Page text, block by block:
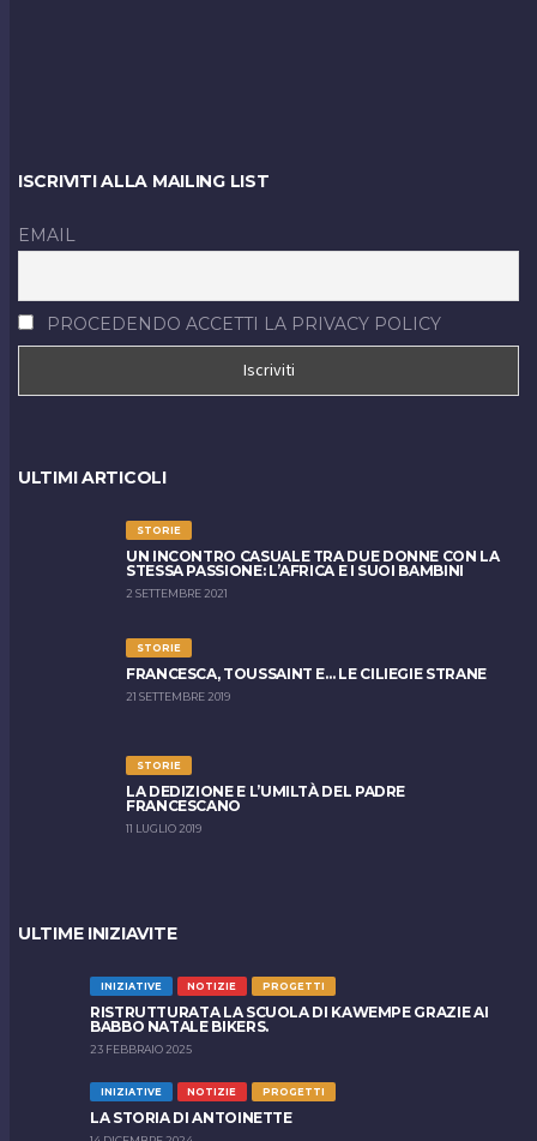
ISCRIVITI ALLA MAILING LIST
EMAIL
PROCEDENDO ACCETTI LA PRIVACY POLICY
ULTIMI ARTICOLI
STORIE
UN INCONTRO CASUALE TRA DUE DONNE CON LA
STESSA PASSIONE: L’AFRICA E I SUOI BAMBINI
2 SETTEMBRE 2021
STORIE
FRANCESCA, TOUSSAINT E… LE CILIEGIE STRANE
21 SETTEMBRE 2019
STORIE
LA DEDIZIONE E L’UMILTÀ DEL PADRE
FRANCESCANO
11 LUGLIO 2019
ULTIME INIZIAVITE
INIZIATIVE NOTIZIE PROGETTI
RISTRUTTURATA LA SCUOLA DI KAWEMPE GRAZIE AI
BABBO NATALE BIKERS.
23 FEBBRAIO 2025
INIZIATIVE NOTIZIE PROGETTI
LA STORIA DI ANTOINETTE